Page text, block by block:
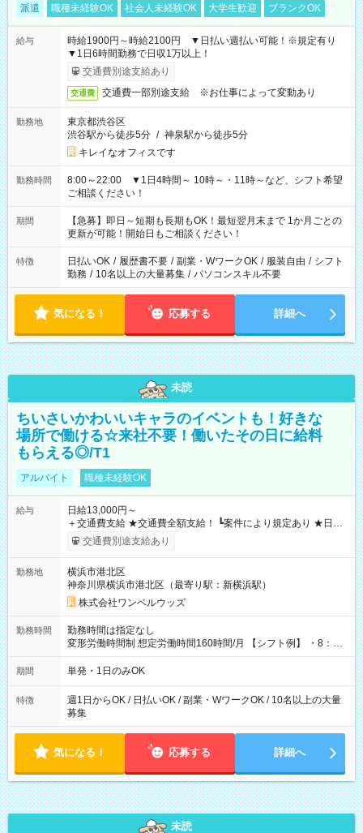
派遣 職種未経験OK 社会人未経験OK 大学生歓迎 ブランクOK
給与
時給1900円～時給2100円 ▼日払い週払い可能！※規定有り
▼1日6時間勤務で日収1万以上！
交通費別途支給あり
交通費 交通費一部別途支給 ※お仕事によって変動あり
勤務地
東京都渋谷区
渋谷駅から徒歩5分 / 神泉駅から徒歩5分
キレイなオフィスです
勤務時間
8:00～22:00 ▼1日4時間～ 10時～・11時～など、シフト希望
ご相談ください！
期間
【急募】即日～短期も長期もOK！最短翌月末まで 1か月ごとの
更新が可能！開始日もご相談ください！
特徴 日払いOK / 履歴書不要 / 副業・WワークOK / 服装自由 / シフト
勤務 / 10名以上の大量募集 / パソコンスキル不要
気になる！ 応募する 詳細へ
未読
ちいさいかわいいキャラのイベントも！好きな
場所で働ける☆来社不要！働いたその日に給料
もらえる◎/T1
アルバイト 職種未経験OK
給与
日給13,000円～
＋交通費支給 ★交通費全額支給！ ┗案件により規定あり ★日払
いOK！（規定あり） ┗働いたその日に現金GET♪ お仕事後はコ
ンビニATMから 日払い分を引き落とせます！ 【試用期間】試
交通費別途支給あり
勤務地
横浜市港北区
神奈川県横浜市港北区（最寄り駅：新横浜駅）
株式会社ワンベルウッズ
勤務時間
勤務時間は指定なし
変形労働時間制 想定労働時間160時間/月 【シフト例】 ・8：00
～21：00
期間 単発・1日のみOK
特徴
週1日からOK / 日払いOK / 副業・WワークOK / 10名以上の大量
募集
気になる！ 応募する 詳細へ
未読